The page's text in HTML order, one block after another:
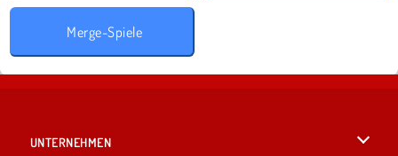
Merge-Spiele
UNTERNEHMEN